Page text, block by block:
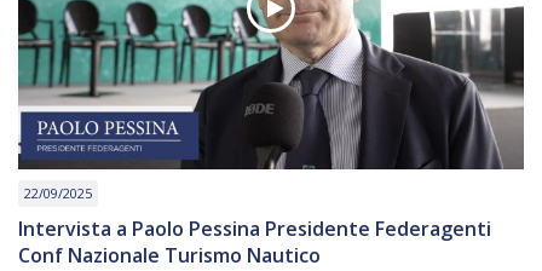
22/09/2025
Intervista a Paolo Pessina Presidente Federagenti
Conf Nazionale Turismo Nautico